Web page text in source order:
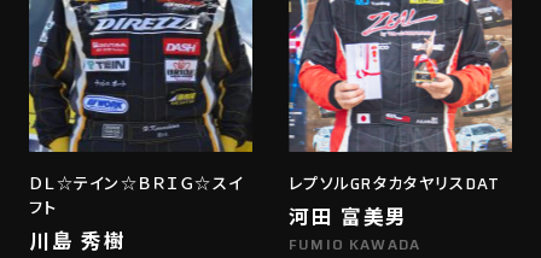
ＤＬ☆テイン☆ＢＲＩＧ☆スイ
フト
川島 秀樹
レプソルGRタカタヤリスDAT
河田 富美男
FUMIO KAWADA